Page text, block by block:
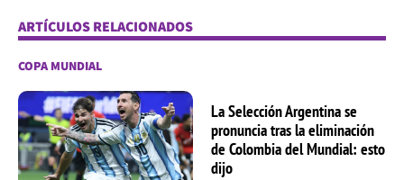
ARTÍCULOS RELACIONADOS
COPA MUNDIAL
La Selección Argentina se
pronuncia tras la eliminación
de Colombia del Mundial: esto
dijo